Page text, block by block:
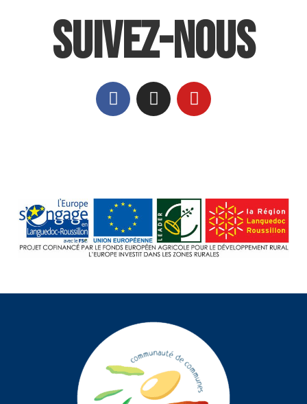
Suivez-nous